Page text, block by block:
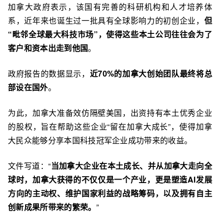
加拿大政府表示，该国有完善的科研机构和人才培养体
系，近年来也诞生过一批具有全球影响力的初创企业， 但
“毗邻全球最大科技市场”，使得这些本土公司往往会为了
客户和资本出走到他国。
政府报告的数据显示， 近70%的加拿大创始团队最终将总
部设在国外。
为此，加拿大准备效仿隔壁美国，出资持有本土优秀企业
的股权，旨在帮助这些企业“留在加拿大成长”，使得加拿
大民众能够分享本国科技冠军企业成功带来的收益。
文件写道：“当加拿大企业在本土成长、并从加拿大走向全
球时，加拿大获得的不仅仅是一个产业，更是塑造AI发展
方向的主动权、维护国家利益的战略筹码，以及拥有自主
创新成果所带来的繁荣。 ”